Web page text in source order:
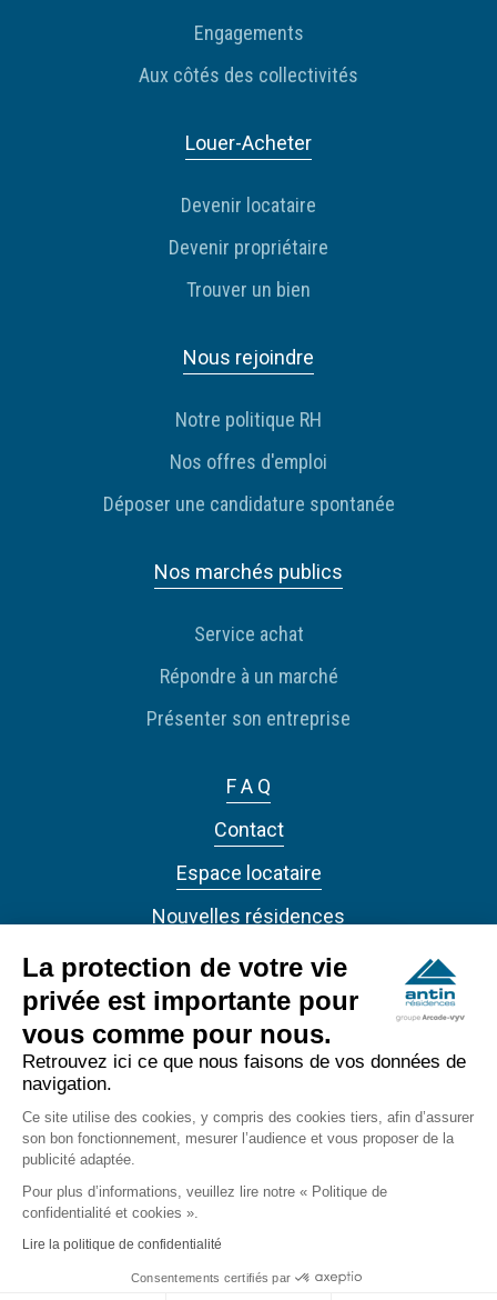
Engagements
Aux côtés des collectivités
Louer-Acheter
Devenir locataire
Devenir propriétaire
Trouver un bien
Nous rejoindre
Notre politique RH
Nos offres d'emploi
Déposer une candidature spontanée
Nos marchés publics
Service achat
Répondre à un marché
Présenter son entreprise
F A Q
Contact
Espace locataire
Nouvelles résidences
Actualités
ANTIN RÉSIDENCES 2022 - Tous droits réservés
footer_bottom
Confidentialité
La protection de votre vie
privée est importante pour
vous comme pour nous.
Retrouvez ici ce que nous faisons de vos données de
navigation.
Ce site utilise des cookies, y compris des cookies tiers, afin d’assurer
son bon fonctionnement, mesurer l’audience et vous proposer de la
publicité adaptée.
Pour plus d’informations, veuillez lire notre « Politique de
confidentialité et cookies ».
Lire la politique de confidentialité
Consentements certifiés par